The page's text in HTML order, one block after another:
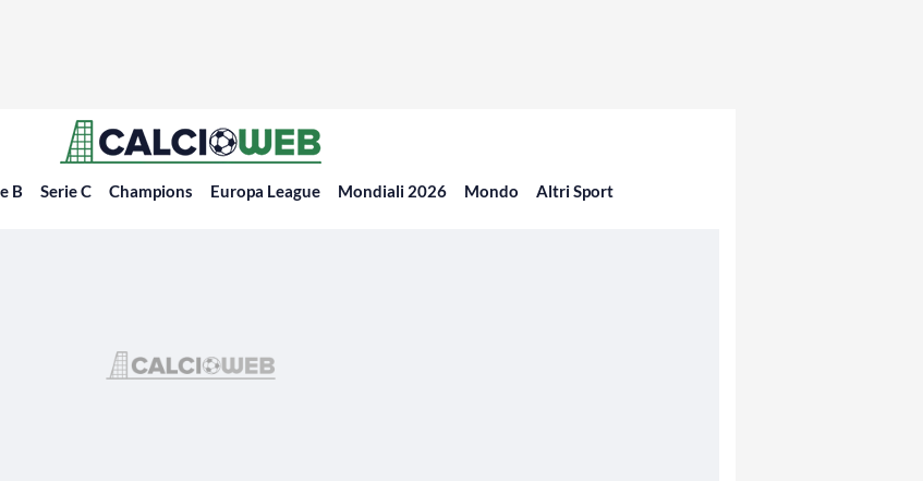
B Serie C Champions Europa League Mondiali 2026 Mondo Altri Sport